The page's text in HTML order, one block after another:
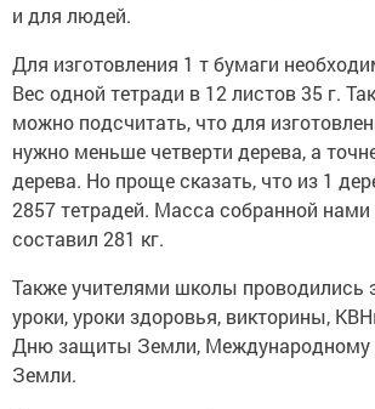
и для людей.
Для изготовления 1 т бумаги
Вес одной тетради в 12 листов 35 г.
можно подсчитать, что для
нужно меньше четверти дерева, а
дерева. Но проще сказать, что из 1
2857 тетрадей. Масса собранной
составил 281 кг.
Также учителями школы проводились
уроки, уроки здоровья, викторины,
Дню защиты Земли,
Земли.